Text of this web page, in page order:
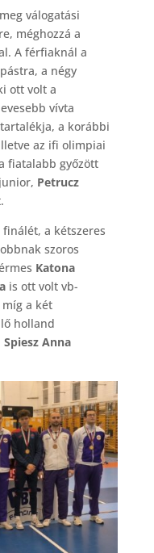
válogatási
méghozzá a
A férfiaknál a
a négy
ott volt a
vívta
a korábbi
az ifi olimpiai
fiatalabb győzött
Petrucz
a kétszeres
szoros
Katona
is ott volt vb-
a két
holland
Spiesz Anna